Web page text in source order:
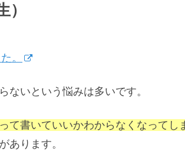
。
ないという悩みは多いです。
書いていいかわからなくなってし
あります。